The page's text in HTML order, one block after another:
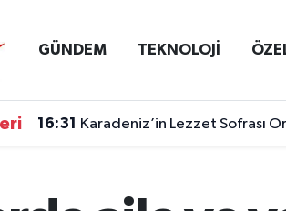
GÜNDEM TEKNOLOJİ
16:31 Karadeniz’in Lezzet Sofrası